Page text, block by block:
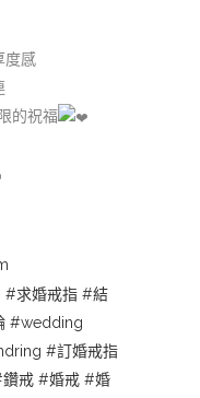
度感
的祝福
#求婚戒指 #結
#wedding
#訂婚戒指
戒 #婚戒 #婚